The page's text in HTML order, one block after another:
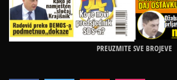
PREUZMITE SVE BROJEVE